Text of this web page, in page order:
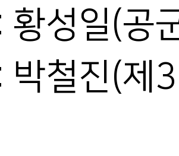
황성일(공
박철진(제
[무카스 기록실